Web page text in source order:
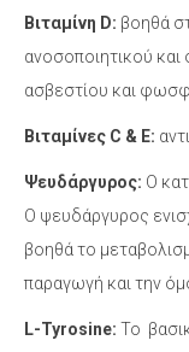
Βιταμίνη D: βοηθά
ανοσοποιητικού
ασβεστίου και
Βιταμίνες C & E:
Ψευδάργυρος: Ο
Ο ψευδάργυρος
βοηθά το
παραγωγή και την
L-Tyrosine: Το